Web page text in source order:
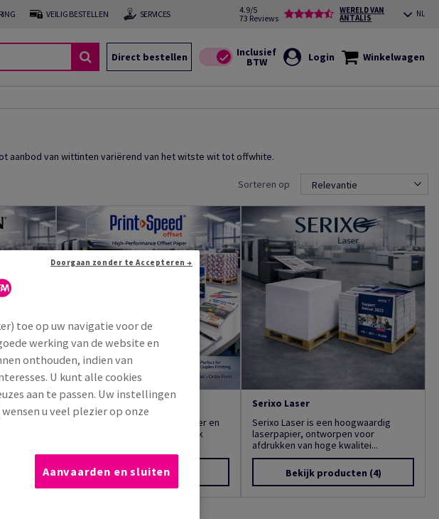
VEILIG BESTELLEN SERVICES
4.9/5
73 Reviews
WERELD VAN
ANTALIS NL
Direct bestellen Login Winkelwagen
aanbod van wittinten variërend van het witste wit tot offwhite.
Sorteren op Relevantie
Hoogwitte kwaliteit offsetpapier en
karton. Print Speed is bij uitstek
Bekijk producten
Serixo Laser
Serixo Laser is een hoogwaardig
laserpapier, ontworpen voor
afdrukken van hoge kwalitei...
Bekijk producten (4)
toe op uw navigatie voor de
werking van de website en
onthouden, indien van
U kunt alle cookies
aan te passen. Uw instellingen
u veel plezier op onze
Doorgaan zonder te Accepteren →
Aanvaarden en sluiten